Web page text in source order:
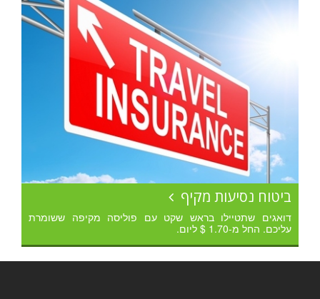
ביטוח נסיעות מקיף
דואגים שתטיילו בראש שקט עם פוליסה מקיפה ששומרת
עליכם. החל מ-1.70 $ ליום.